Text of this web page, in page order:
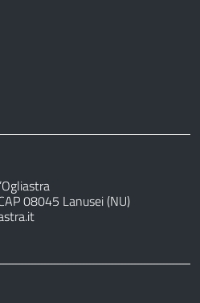
08045 Lanusei (NU)